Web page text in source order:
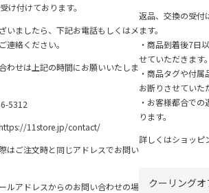
け付けております。
いましたら、下記お電話もしくはメ
連絡ください。
わせは上記の時間にお願いいたしま
5312
11store.jp/contact/
はご注文時と同じアドレスでお問い
ルアドレスからのお問い合わせの場
返品、交換の受付
ます。
・商品到着後7日
せていただきます。
・商品タグや付
お断りさせていた
・お客様都合で
ります。
詳しくはショッピ
クーリング